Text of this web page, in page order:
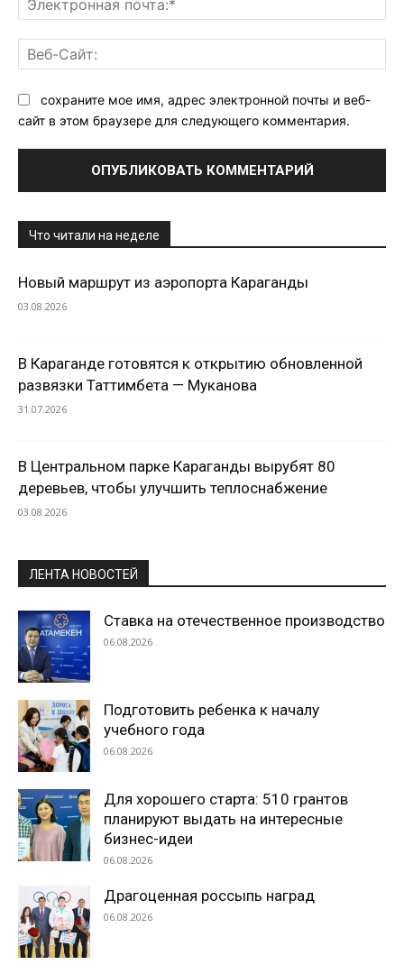
сохраните мое имя, адрес электронной почты и веб-
сайт в этом браузере для следующего комментария.
Что читали на неделе
Новый маршрут из аэропорта Караганды
03.08.2026
В Караганде готовятся к открытию обновленной
развязки Таттимбета — Муканова
31.07.2026
В Центральном парке Караганды вырубят 80
деревьев, чтобы улучшить теплоснабжение
03.08.2026
ЛЕНТА НОВОСТЕЙ
Ставка на отечественное производство
06.08.2026
Подготовить ребенка к началу
учебного года
06.08.2026
Для хорошего старта: 510 грантов
планируют выдать на интересные
бизнес-идеи
06.08.2026
Драгоценная россыпь наград
06.08.2026